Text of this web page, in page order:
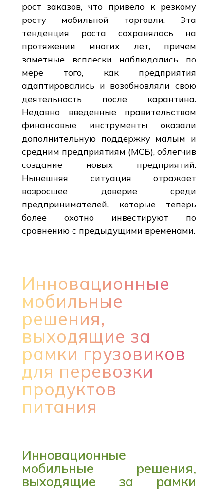
рост заказов, что привело к резкому
росту мобильной торговли. Эта
тенденция роста сохранялась на
протяжении многих лет, причем
заметные всплески наблюдались по
мере того, как предприятия
адаптировались и возобновляли свою
деятельность после карантина.
Недавно введенные правительством
финансовые инструменты оказали
дополнительную поддержку малым и
средним предприятиям (МСБ), облегчив
создание новых предприятий.
Нынешняя ситуация отражает
возросшее доверие среди
предпринимателей, которые теперь
более охотно инвестируют по
сравнению с предыдущими временами.
Инновационные
мобильные
решения,
выходящие за
рамки грузовиков
для перевозки
продуктов
питания
Инновационные
мобильные решения,
выходящие за рамки